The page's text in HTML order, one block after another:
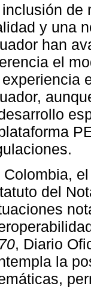
inclusión de
y una
han
el
Colombia, el
del
, Diario
la